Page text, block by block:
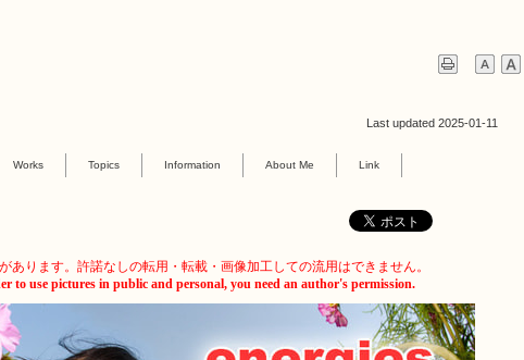
Last updated 2025-01-11
Works Topics Information About Me Link
あります。許諾なしの転用・転載・画像加工しての流用はできません。
to use pictures in public and personal, you need an author's permission.